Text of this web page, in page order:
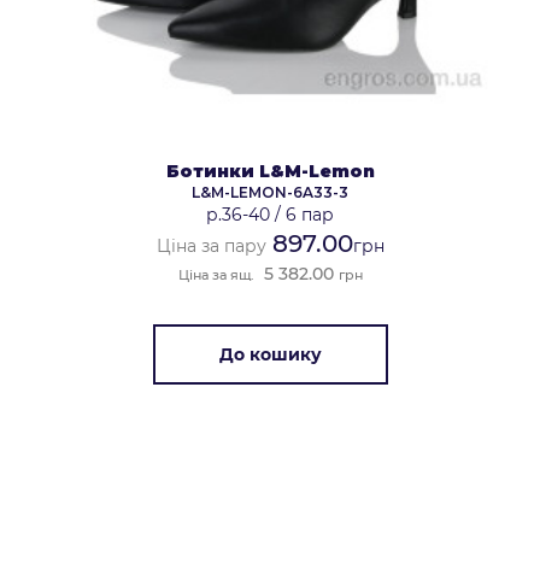
Ботинки L&M-Lemon
L&M-LEMON-6A33-3
р.36-40 / 6 пар
Ціна за пару897.00грн
Ціна за ящ. 5 382.00 грн
До кошику